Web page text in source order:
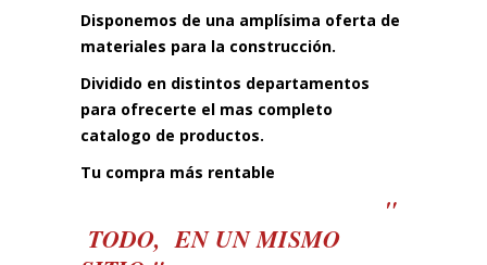
Disponemos de una amplísima oferta de
materiales para la construcción.
Dividido en distintos departamentos
para ofrecerte el mas completo
catalogo de productos.
Tu compra más rentable
"
TODO, EN UN MISMO